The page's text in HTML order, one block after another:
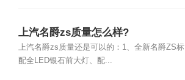
上汽名爵zs质量怎么样?
上汽名爵zs质量还是可以的：1、全新名爵ZS标
配全LED银石前大灯、配...